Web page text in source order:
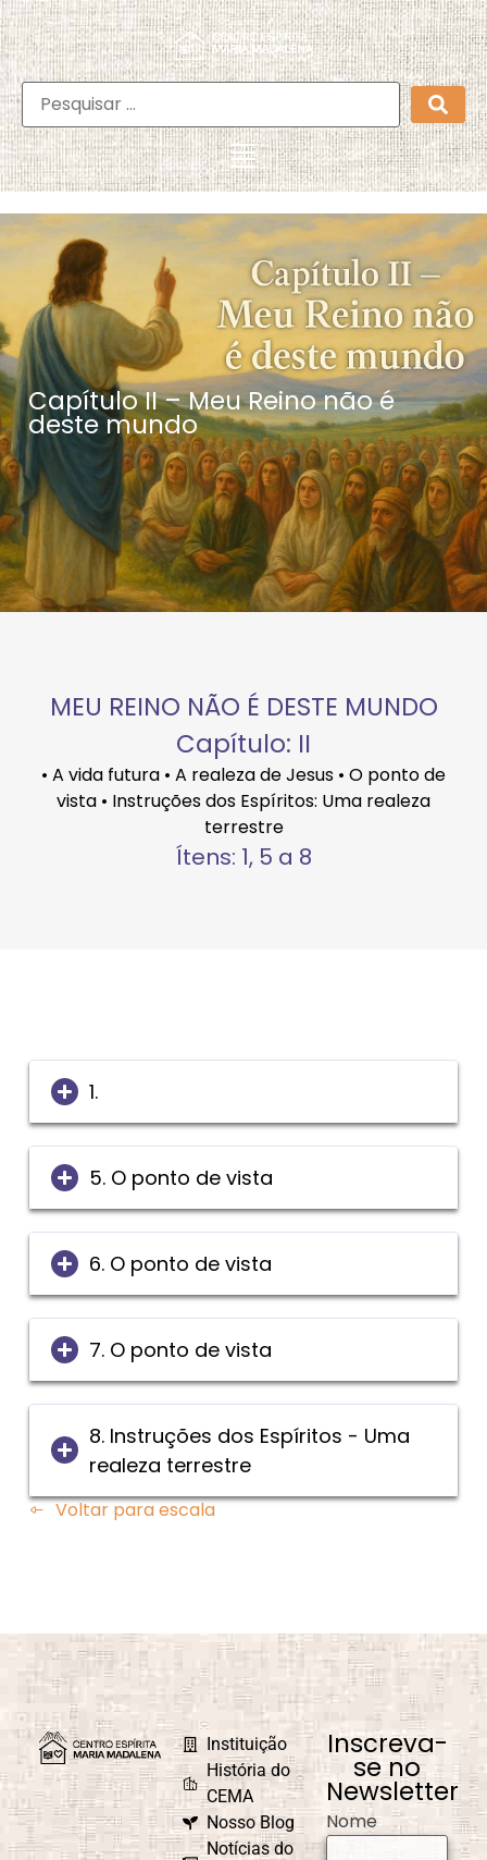
Capítulo II – Meu Reino não é
deste mundo
MEU REINO NÃO É DESTE MUNDO
Capítulo: II
• A vida futura • A realeza de Jesus • O ponto de
vista • Instruções dos Espíritos: Uma realeza
terrestre
Ítens: 1, 5 a 8
1.
5. O ponto de vista
6. O ponto de vista
7. O ponto de vista
8. Instruções dos Espíritos - Uma
realeza terrestre
Voltar para escala
Instituição
História do
CEMA
Nosso Blog
Notícias do
Inscreva-
se no
Newsletter
Nome